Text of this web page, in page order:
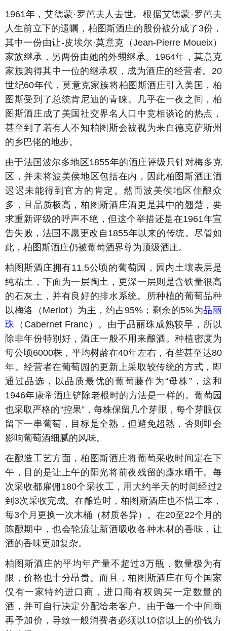
1961年，艾德蒙·罗芭夫人去世。根据艾德蒙·罗芭夫
人生前立下的遗嘱，柏图斯酒庄的股份被分成了3份，
其中一份由让-皮埃尔·莫意克（Jean-Pierre Moueix）
家族继承，另两份由她的外甥继承。1964年，莫意克
家族购得其中一位的继承权，成为酒庄的经营者。20
世纪60年代，莫意克家族将柏图斯酒庄引入美国，柏
图斯受到了总统肯尼迪的青睐。几乎在一夜之间，柏
图斯酒庄成了美国社交界名人口中竞相谈论的热点，
甚至到了若有人不知柏图斯会被视为来自德克萨斯州
的乡巴佬的地步。
由于法国波尔多地区1855年的酒庄评级只针对梅多克
区，并未将波美侯地区包括在内，因此柏图斯酒庄酒
迟迟未能得到官方的肯定。然而波美侯地区佳酿众
多，且品质极高，柏图斯酒庄酒更是其中的翘楚，要
求重新评级的呼声不绝，但这个举措还是在1961年宣
告失败，法国不愿更改自1855年以来的传统。尽管如
此，柏图斯酒庄仍被葡萄酒界尊为顶级酒庄。
柏图斯酒庄拥有11.5公顷的葡萄园，园内土壤表层是
纯粘土，下面为一层陶土，更深一层则是含铁量很高
的石灰土，并有良好的排水系统。所种植的葡萄品种
以梅洛（Merlot）为主，约占95%；剩余的5%为品丽
珠 （Cabernet Franc）。由于品丽珠成熟较早，所以
除非年份特别好，酒庄一般不用来酿酒。种植密度为
每公顷6000株，平均树龄在40年左右，有些甚至达80
年。经营者在葡萄园的更新上采取较传统的方式，即
通过品选，以品质最优的葡萄藤作为“母株”，这和
1946年康帝酒庄铲除老根时的方法是一样的。葡萄园
也采取严格的“控果”，每株保留几个芽眼，每个芽眼仅
留下一串葡萄，目标是全熟，但避免超熟，否则即会
影响葡萄酒细腻的风味。
在酿造工艺方面，柏图斯酒庄将葡萄采收时间定在下
午，目的是让上午的阳光将前夜残留的露水晒干。每
次采收都雇佣180个采收工，用大约半天的时间经过2
到3次采收完成。在酿造时，柏图斯酒庄也不惜工本，
每3个月更换一次木桶（材质各异）。在20至22个月的
陈酿期中，也会轮流让新酒吸收各种木材的香味，让
酒的香味更加复杂。
柏图斯酒庄的平均年产量不超过3万瓶，数量极为有
限，价格也十分昂贵。而且，柏图斯酒庄在每个国家
仅有一家特约进口商，进口商有权购买一定数量的
酒，并可自行决定分配给老客户。由于每一个中间商
再予加价，导致一般消费者必须以10倍以上的价钱方